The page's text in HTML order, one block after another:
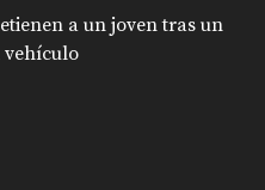
a un joven tras un
vehículo